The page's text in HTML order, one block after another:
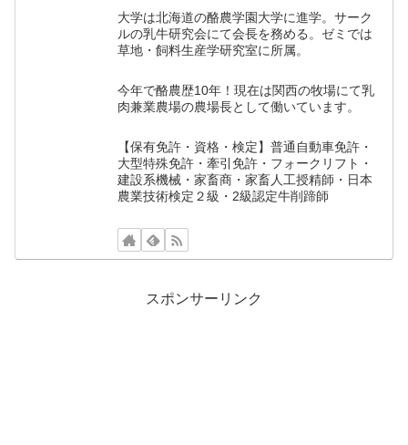
大学は北海道の酪農学園大学に進学。サーク
ルの乳牛研究会にて会長を務める。ゼミでは
草地・飼料生産学研究室に所属。
今年で酪農歴10年！現在は関西の牧場にて乳
肉兼業農場の農場長として働いています。
【保有免許・資格・検定】普通自動車免許・
大型特殊免許・牽引免許・フォークリフト・
建設系機械・家畜商・家畜人工授精師・日本
農業技術検定２級・2級認定牛削蹄師
スポンサーリンク